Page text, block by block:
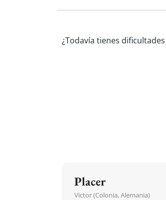
¿Todavía tienes
Placer
Victor (Colonia, Alemania)